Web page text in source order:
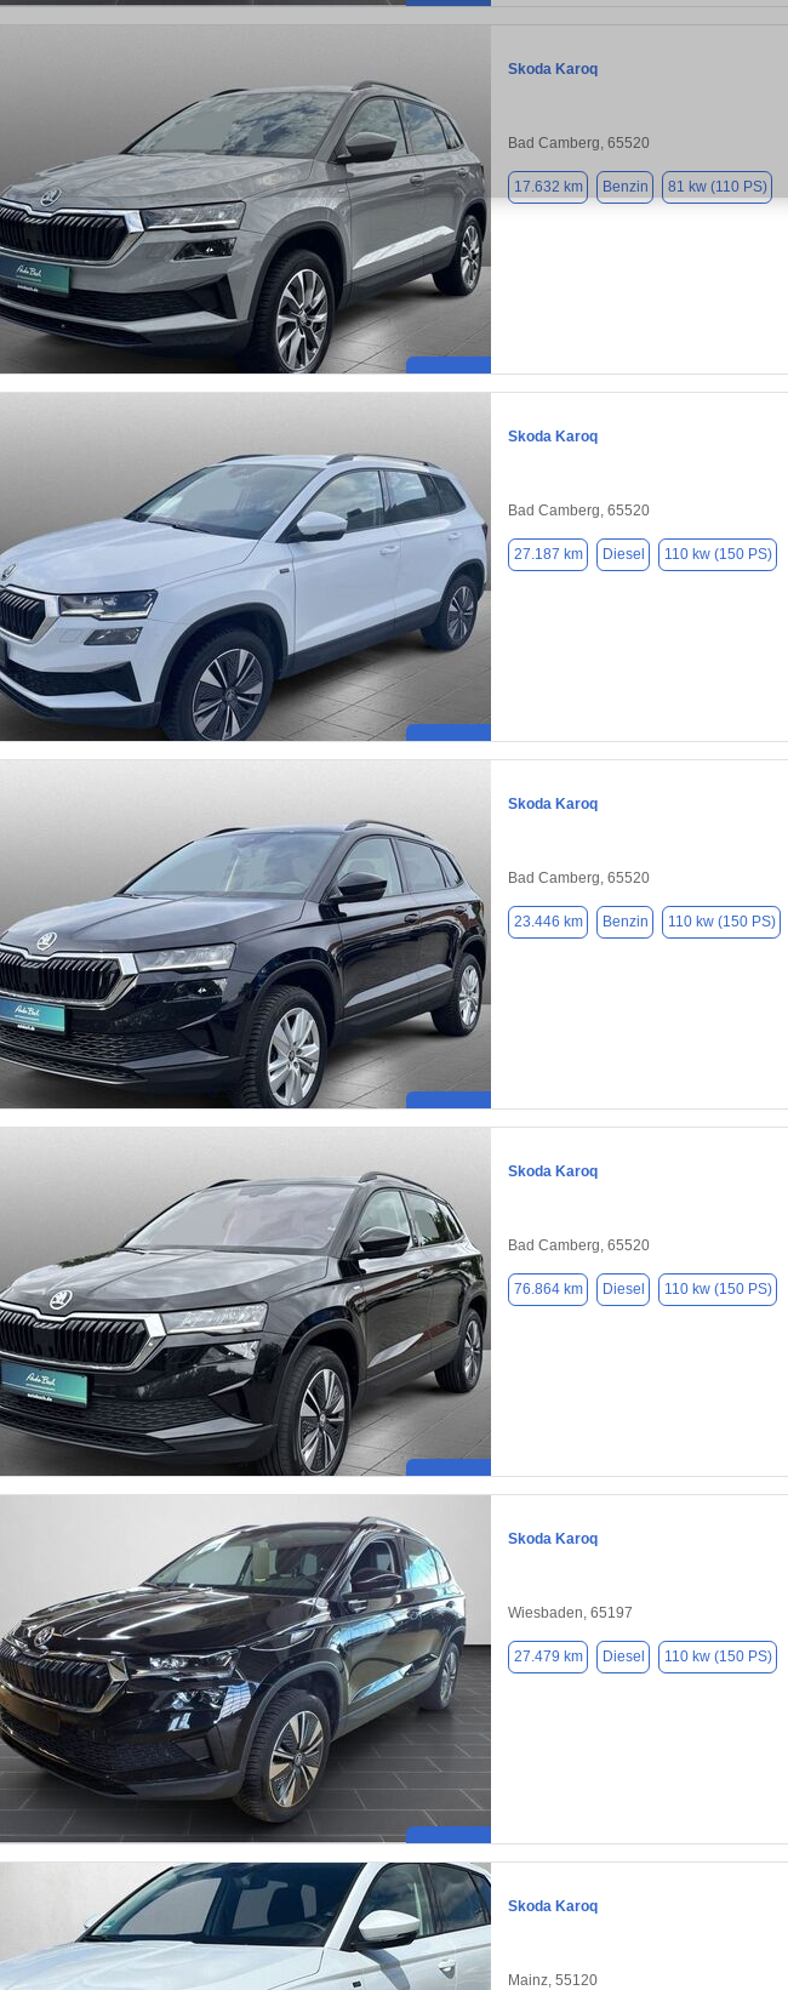
Skoda Karoq
Bad Camberg, 65520
17.632 km Benzin 81 kw (110 PS)
Skoda Karoq
Bad Camberg, 65520
27.187 km Diesel 110 kw (150 PS)
Skoda Karoq
Bad Camberg, 65520
23.446 km Benzin 110 kw (150 PS)
Skoda Karoq
Bad Camberg, 65520
76.864 km Diesel 110 kw (150 PS)
Skoda Karoq
Wiesbaden, 65197
27.479 km Diesel 110 kw (150 PS)
Skoda Karoq
Mainz, 55120